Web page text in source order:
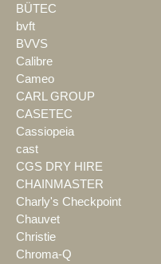
BÜTEC
bvft
BVVS
Calibre
Cameo
CARL GROUP
CASETEC
Cassiopeia
cast
CGS DRY HIRE
CHAINMASTER
Charly's Checkpoint
Chauvet
Christie
Chroma-Q